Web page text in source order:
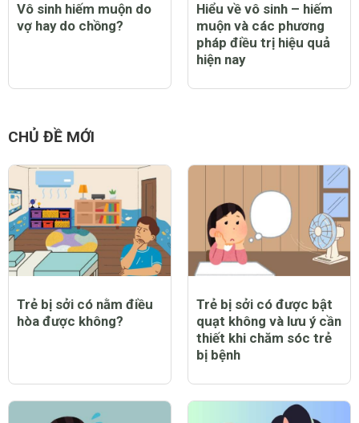
Vô sinh hiếm muộn do
vợ hay do chồng?
Hiểu về vô sinh – hiếm
muộn và các phương
pháp điều trị hiệu quả
hiện nay
CHỦ ĐỀ MỚI
Trẻ bị sởi có nằm điều
hòa được không?
Trẻ bị sởi có được bật
quạt không và lưu ý cần
thiết khi chăm sóc trẻ
bị bệnh